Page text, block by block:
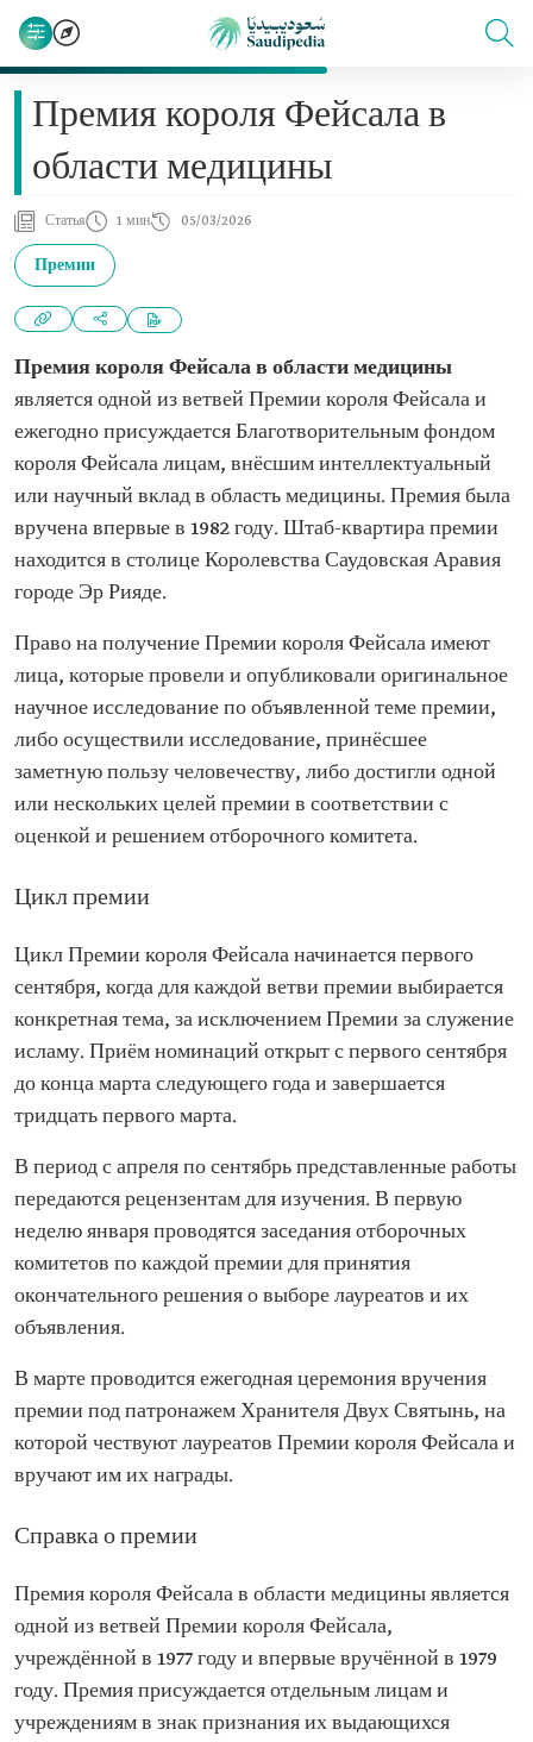
Премия короля Фейсала в
области медицины
Статья 1 мин 05/03/2026
Премии
Премия короля Фейсала в области медицины
является одной из ветвей Премии короля Фейсала и
ежегодно присуждается Благотворительным фондом
короля Фейсала лицам, внёсшим интеллектуальный
или научный вклад в область медицины. Премия была
вручена впервые в 1982 году. Штаб-квартира премии
находится в столице Королевства Саудовская Аравия
городе Эр Рияде.
Право на получение Премии короля Фейсала имеют
лица, которые провели и опубликовали оригинальное
научное исследование по объявленной теме премии,
либо осуществили исследование, принёсшее
заметную пользу человечеству, либо достигли одной
или нескольких целей премии в соответствии с
оценкой и решением отборочного комитета.
Цикл премии
Цикл Премии короля Фейсала начинается первого
сентября, когда для каждой ветви премии выбирается
конкретная тема, за исключением Премии за служение
исламу. Приём номинаций открыт с первого сентября
до конца марта следующего года и завершается
тридцать первого марта.
В период с апреля по сентябрь представленные работы
передаются рецензентам для изучения. В первую
неделю января проводятся заседания отборочных
комитетов по каждой премии для принятия
окончательного решения о выборе лауреатов и их
объявления.
В марте проводится ежегодная церемония вручения
премии под патронажем Хранителя Двух Святынь, на
которой чествуют лауреатов Премии короля Фейсала и
вручают им их награды.
Справка о премии
Премия короля Фейсала в области медицины является
одной из ветвей Премии короля Фейсала,
учреждённой в 1977 году и впервые вручённой в 1979
году. Премия присуждается отдельным лицам и
учреждениям в знак признания их выдающихся